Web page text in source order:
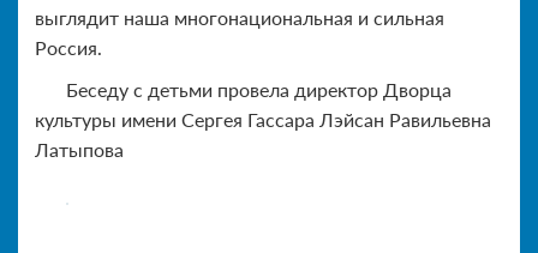
выглядит наша многонациональная и сильная
Россия.
Беседу с детьми провела директор Дворца
культуры имени Сергея Гассара Лэйсан Равильевна
Латыпова